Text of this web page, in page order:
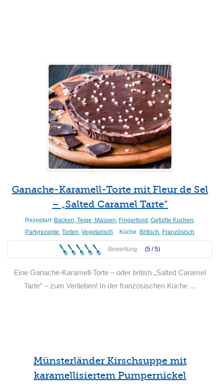
Ganache-Karamell-Torte mit Fleur de Sel
– „Salted Caramel Tarte“
Rezeptart: Backen, Teige, Massen, Fingerfood , Gefüllte Kuchen,
Partyrezepte,Torten,Vegetarisch Küche: Britisch, Französisch
Bewertung: (5 /5)
Eine Ganache-Karamell-Torte – oder british „Salted Caramel
Tarte“ – zum Verlieben! In der französischen Küche ...
Münsterländer Kirschsuppe mit
karamellisiertem Pumpernickel